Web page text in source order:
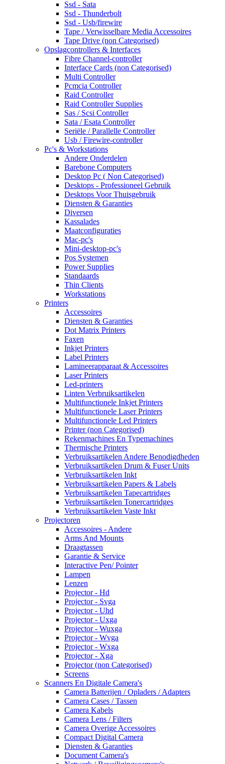
Ssd - Sata
Ssd - Thunderbolt
Ssd - Usb/firewire
Tape / Verwisselbare Media Accessoires
Tape Drive (non Categorised)
Opslagcontrollers & Interfaces
Fibre Channel-controller
Interface Cards (non Categorised)
Multi Controller
Pcmcia Controller
Raid Controller
Raid Controller Supplies
Sas / Scsi Controller
Sata / Esata Controller
Seriële / Parallelle Controller
Usb / Firewire-controller
Pc's & Workstations
Andere Onderdelen
Barebone Computers
Desktop Pc ( Non Categorised)
Desktops - Professioneel Gebruik
Desktops Voor Thuisgebruik
Diensten & Garanties
Diversen
Kassalades
Maatconfiguraties
Mac-pc's
Mini-desktop-pc's
Pos Systemen
Power Supplies
Standaards
Thin Clients
Workstations
Printers
Accessoires
Diensten & Garanties
Dot Matrix Printers
Faxen
Inkjet Printers
Label Printers
Lamineerapparaat & Accessoires
Laser Printers
Led-printers
Linten Verbruiksartikelen
Multifunctionele Inkjet Printers
Multifunctionele Laser Printers
Multifunctionele Led Printers
Printer (non Categorised)
Rekenmachines En Typemachines
Thermische Printers
Verbruiksartikelen Andere Benodigdheden
Verbruiksartikelen Drum & Fuser Units
Verbruiksartikelen Inkt
Verbruiksartikelen Papers & Labels
Verbruiksartikelen Tapecartridges
Verbruiksartikelen Tonercartridges
Verbruiksartikelen Vaste Inkt
Projectoren
Accessoires - Andere
Arms And Mounts
Draagtassen
Garantie & Service
Interactive Pen/ Pointer
Lampen
Lenzen
Projector - Hd
Projector - Svga
Projector - Uhd
Projector - Uxga
Projector - Wuxga
Projector - Wvga
Projector - Wxga
Projector - Xga
Projector (non Categorised)
Screens
Scanners En Digitale Camera's
Camera Batterijen / Opladers / Adapters
Camera Cases / Tassen
Camera Kabels
Camera Lens / Filters
Camera Overige Accessoires
Compact Digital Camera
Diensten & Garanties
Document Camera's